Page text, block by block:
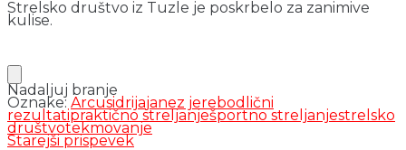
Strelsko društvo iz Tuzle je poskrbelo za zanimive
kulise.
Nadaljuj branje
Oznake: Arcusidrijajanez jerebodlični
rezultatipraktično streljanješportno streljanjestrelsko
društvotekmovanje
Starejši prispevek